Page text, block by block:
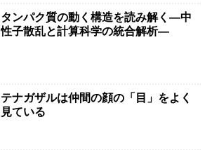
タンパク質の動く構造を読み解く―中
性子散乱と計算科学の統合解析―
テナガザルは仲間の顔の「目」をよく
見ている